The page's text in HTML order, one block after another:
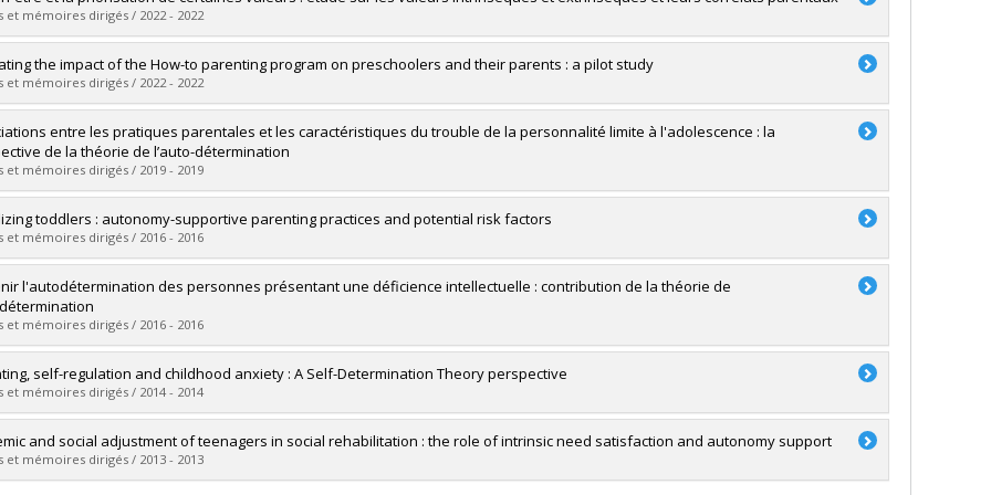
Doctorat
obtenu :Ph. D.
le document dans Papyrus
et mémoires dirigés / 2022 - 2022
:Tessier, Jeanne
Doctorat
obtenu :Ph. D.
le document dans Papyrus
the impact of the How-to parenting program on preschoolers and their parents : a pilot study
et mémoires dirigés / 2022 - 2022
: Corbeil, Jessica
Doctorat
obtenu :D. Psy.
le document dans Papyrus
entre les pratiques parentales et les caractéristiques du trouble de la personnalité limite à l'adolescence : la
de la théorie de l’auto-détermination
et mémoires dirigés / 2019 - 2019
:Armour, Jessie-Ann
Doctorat
obtenu :Ph. D.
le document dans Papyrus
toddlers : autonomy-supportive parenting practices and potential risk factors
et mémoires dirigés / 2016 - 2016
:Andreadakis, Eftichia
Doctorat
obtenu :Ph. D.
le document dans Papyrus
l'autodétermination des personnes présentant une déficience intellectuelle : contribution de la théorie de
et mémoires dirigés / 2016 - 2016
:Emond Pelletier, Julie
Doctorat
obtenu :Ph. D.
le document dans Papyrus
self-regulation and childhood anxiety : A Self-Determination Theory perspective
et mémoires dirigés / 2014 - 2014
:Laurin, Julie C.
Doctorat
obtenu :Ph. D.
and social adjustment of teenagers in social rehabilitation : the role of intrinsic need satisfaction and autonomy support
et mémoires dirigés / 2013 - 2013